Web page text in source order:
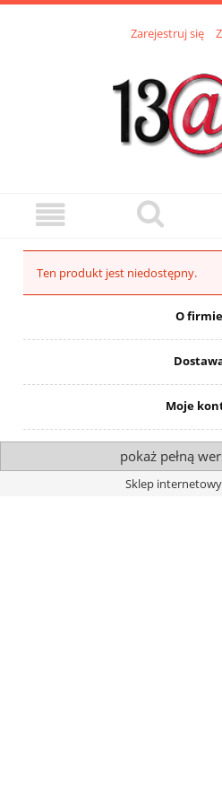
Zarejestruj się
Ten produkt jest niedostępny.
O firmie
Moje
pokaż pełną
Sklep